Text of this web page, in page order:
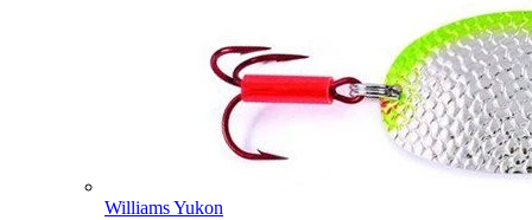
Williams Yukon